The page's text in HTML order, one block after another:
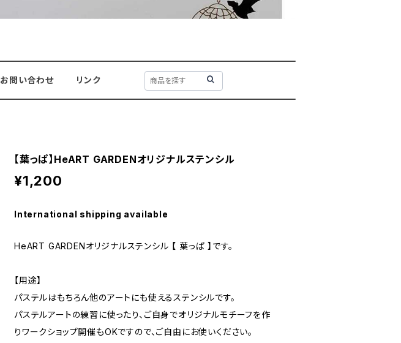
お問い合わせ リンク
【葉っぱ】HeART GARDENオリジナルステンシル
¥1,200
International shipping available
HeART GARDENオリジナルステンシル 【 葉っぱ 】です。
【用途】
パステルはもちろん他のアートにも使えるステンシルです。
パステルアートの練習に使ったり、ご自身でオリジナルモチーフを作
りワークショップ開催もOKですので、ご自由にお使いください。